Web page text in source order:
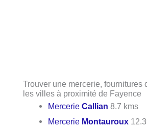
Trouver une mercerie, fournitures
les villes à proximité de Fayence
MercerieCallian 8.7 kms
Mercerie Montauroux